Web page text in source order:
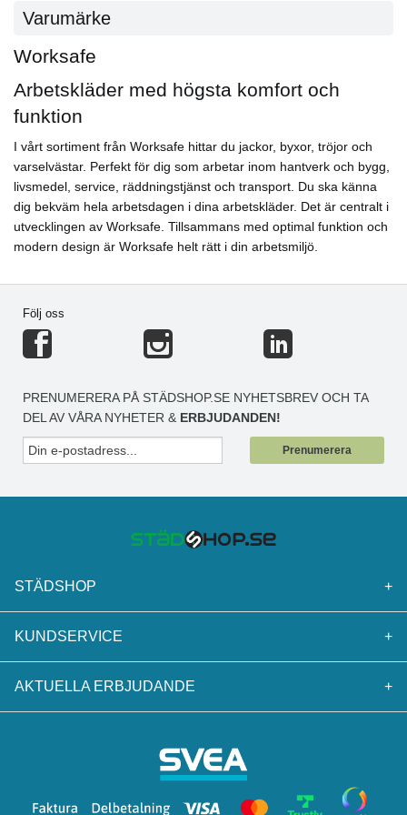
Varumärke
Worksafe
Arbetskläder med högsta komfort och
funktion
I vårt sortiment från Worksafe hittar du jackor, byxor, tröjor och
varselvästar. Perfekt för dig som arbetar inom hantverk och bygg,
livsmedel, service, räddningstjänst och transport. Du ska känna
dig bekväm hela arbetsdagen i dina arbetskläder. Det är centralt i
utvecklingen av Worksafe. Tillsammans med optimal funktion och
modern design är Worksafe helt rätt i din arbetsmiljö.
Följ oss
PRENUMERERA PÅ STÄDSHOP.SE NYHETSBREV OCH TA
DEL AV VÅRA NYHETER & ERBJUDANDEN!
Prenumerera
STÄDSHOP +
KUNDSERVICE +
AKTUELLA ERBJUDANDE +